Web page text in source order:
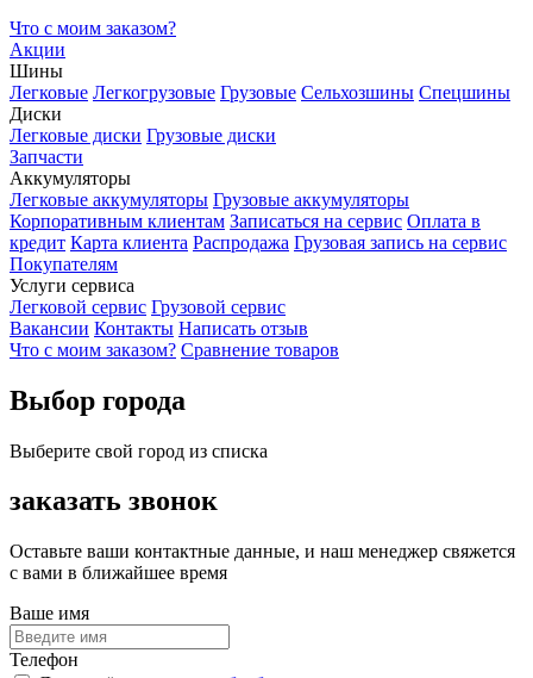
Что с моим заказом?
Акции
Шины
Легковые Легкогрузовые Грузовые Сельхозшины Спецшины
Диски
Легковые диски Грузовые диски
Запчасти
Аккумуляторы
Легковые аккумуляторы Грузовые аккумуляторы
Корпоративным клиентам Записаться на сервис Оплата в
кредит Карта клиента Распродажа Грузовая запись на сервис
Покупателям
Услуги сервиса
Легковой сервис Грузовой сервис
Вакансии Контакты Написать отзыв
Что с моим заказом? Сравнение товаров
Выбор города
Выберите свой город из списка
заказать звонок
Оставьте ваши контактные данные, и наш менеджер свяжется
с вами в ближайшее время
Ваше имя
Телефон